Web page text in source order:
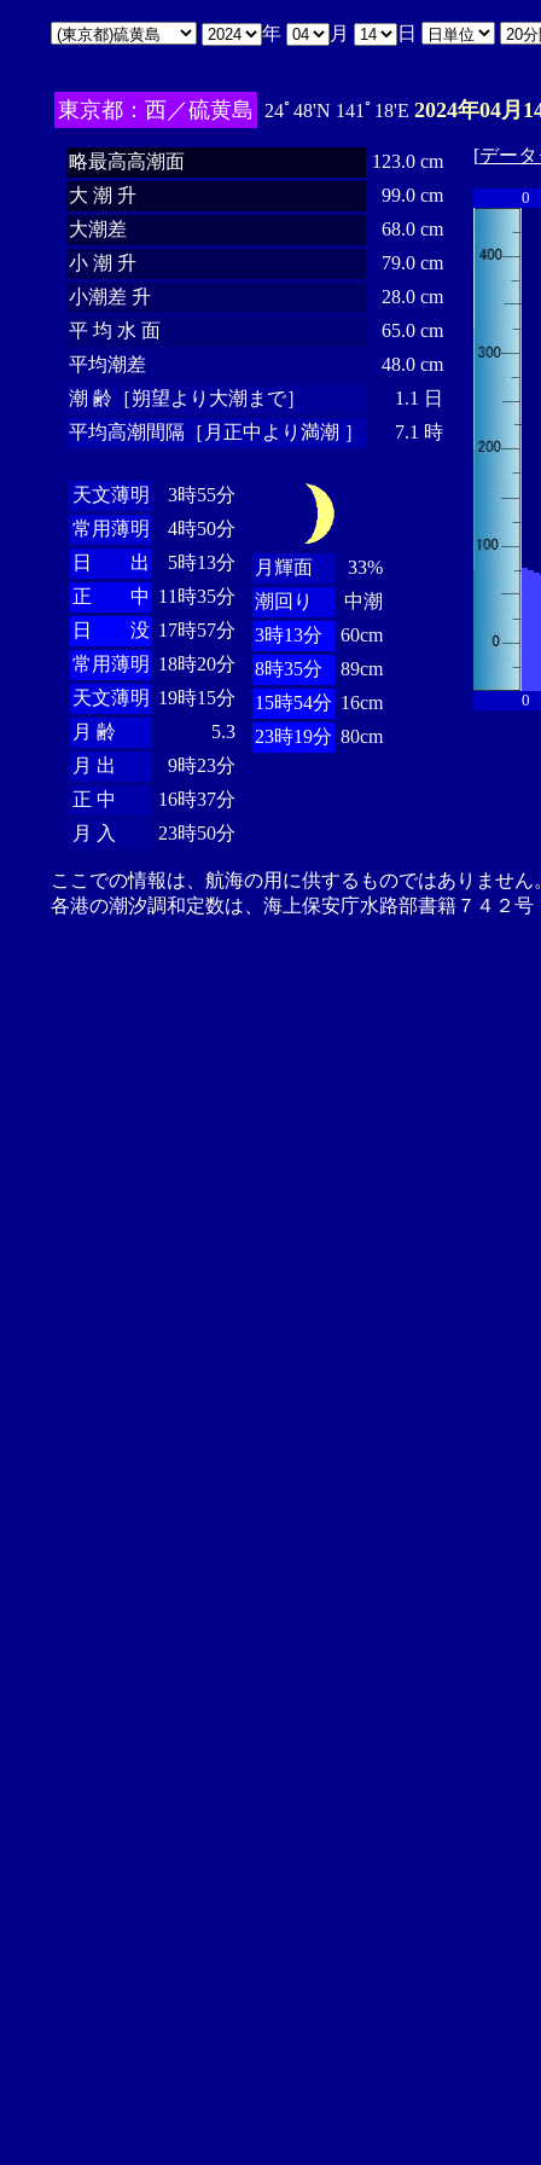
年 月 日
東京都：西／硫黄島 24ﾟ48'N 141ﾟ18'E 2024年04月
略最高高潮面
123.0 cm
大 潮 升
99.0 cm
大潮差
68.0 cm
小 潮 升
79.0 cm
小潮差 升
28.0 cm
平 均 水 面
65.0 cm
平均潮差
48.0 cm
潮 齢［朔望より大潮まで］
1.1 日
平均高潮間隔［月正中より満潮 ］
7.1 時
天文薄明
3時55分
常用薄明
4時50分
日 出
5時13分
正 中 11時35分
日 没 17時57分
常用薄明 18時20分
天文薄明 19時15分
月 齢
5.3
月 出
9時23分
正 中
16時37分
月 入
23時50分
月輝面
33%
潮回り
中潮
3時13分
60cm
8時35分
89cm
15時54分 16cm
23時19分 80cm
[デー
0
0
ここでの情報は、航海の用に供するものではありませ
各港の潮汐調和定数は、海上保安庁水路部書籍７４２